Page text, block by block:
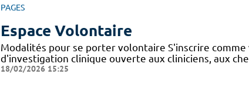
PAGES
Espace Volontaire
Modalités pour se porter volontaire S'inscrire
d'investigation clinique ouverte aux cliniciens, aux
18/02/2026 15:25